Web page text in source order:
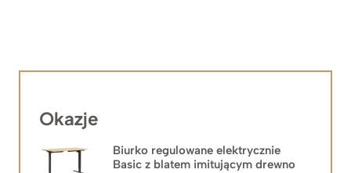
Okazje
Biurko regulowane elektrycznie
Basic z blatem imitującym drewno